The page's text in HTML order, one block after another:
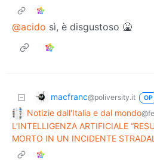
@acido sì, è disgustoso 🤮
macfranc@poliversity.it OP
Notizie dall'Italia e dal mondo
L’INTELLIGENZA ARTIFICIALE
MORTO IN UN INCIDENTE